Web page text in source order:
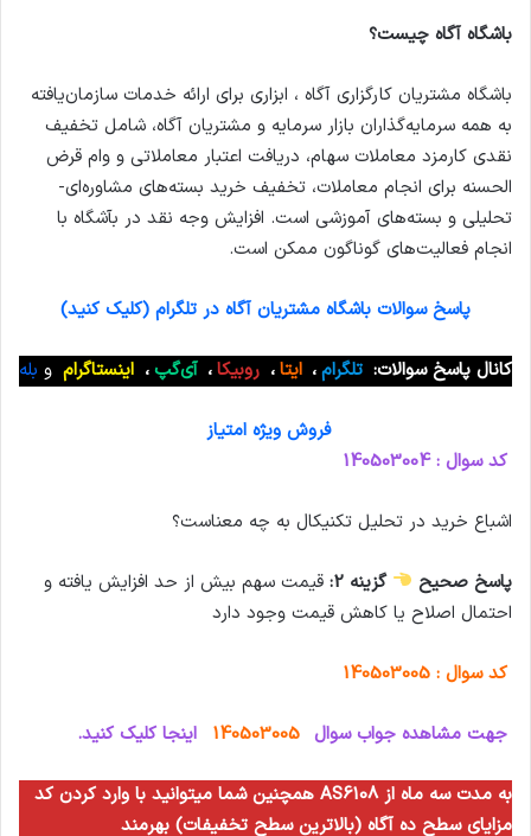
باشگاه آگاه چیست؟
باشگاه مشتریان کارگزاری آگاه ، ابزاری برای ارائه خدمات سازمان‌یافته
به همه سرمایه‌گذاران بازار سرمایه و مشتریان آگاه، شامل تخفیف
نقدی کارمزد معاملات سهام، دریافت اعتبار معاملاتی و وام قرض
الحسنه برای انجام معاملات، تخفیف خرید بسته‌های مشاوره‌ای-
تحلیلی و بسته‌های آموزشی است. افزایش وجه نقد در بآشگاه با
انجام فعالیت‌های گوناگون ممکن است.
پاسخ سوالات باشگاه مشتریان آگاه در تلگرام (کلیک کنید)
کانال پاسخ سوالات: تلگرام، ایتا، روبیکا، آی‌گپ، اینستاگرام و بله
فروش ویژه امتیاز
کد سوال : 140503004
اشباع خرید در تحلیل تکنیکال به چه معناست؟
پاسخ صحیح گزینه 2:
قیمت سهم بیش از حد افزایش یافته و
احتمال اصلاح یا کاهش قیمت وجود دارد
کد سوال : 140503005
جهت مشاهده جواب سوال 140503005 اینجا کلیک کنید.
همچنین شما میتوانید با وارد کردن کد AS6108 به مدت سه ماه از
مزایای سطح ده آگاه (بالاترین سطح تخفیفات) بهرمند